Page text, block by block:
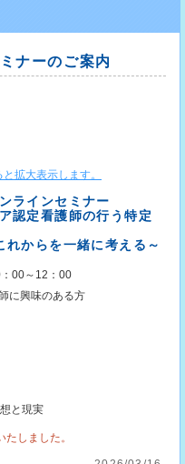
ナーのご案内
拡大表示します。
ラインセミナー
認定看護師の行う特定
れからを一緒に考える～
00～12：00
に興味のある方
と現実
しました。